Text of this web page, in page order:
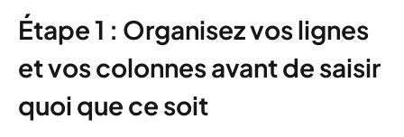
Étape 1 : Organisez vos lignes
et vos colonnes avant de saisir
quoi que ce soit